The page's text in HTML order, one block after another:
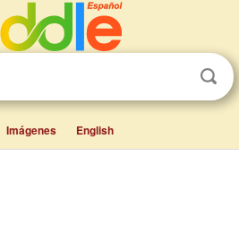
Imágenes English